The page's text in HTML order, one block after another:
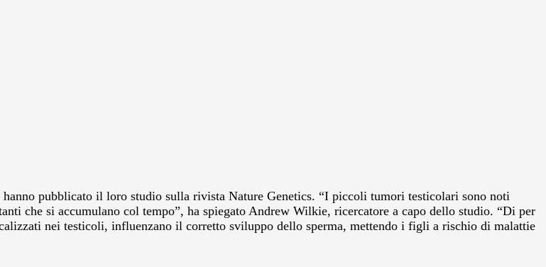
pubblicato il loro studio sulla rivista Nature Genetics. “I piccoli tumori testicolari sono noti
che si accumulano col tempo”, ha spiegato Andrew Wilkie, ricercatore a capo dello studio. “Di per
nei testicoli, influenzano il corretto sviluppo dello sperma, mettendo i figli a rischio di malattie